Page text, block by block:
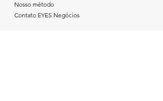
Nosso método
Contato EYES Negócios